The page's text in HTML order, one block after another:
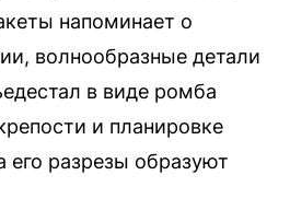
напоминает о
волнообразные детали
в виде ромба
и планировке
разрезы образуют